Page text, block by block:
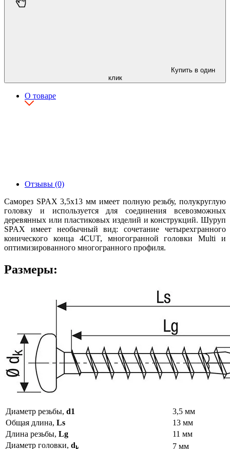
Купить в один
клик
О товаре
Отзывы (0)
Саморез SPAX 3,5х13 мм имеет полную резьбу, полукруглую
головку и используется для соединения всевозможных
деревянных или пластиковых изделий и конструкций. Шуруп
SPAX имеет необычный вид: сочетание четырехгранного
конического конца 4CUT, многогранной головки Multi и
оптимизированного многогранного профиля.
Размеры:
Диаметр резьбы, d1
3,5 мм
Общая длина, Ls
13 мм
Длина резьбы, Lg
11 мм
Диаметр головки, d
7 мм